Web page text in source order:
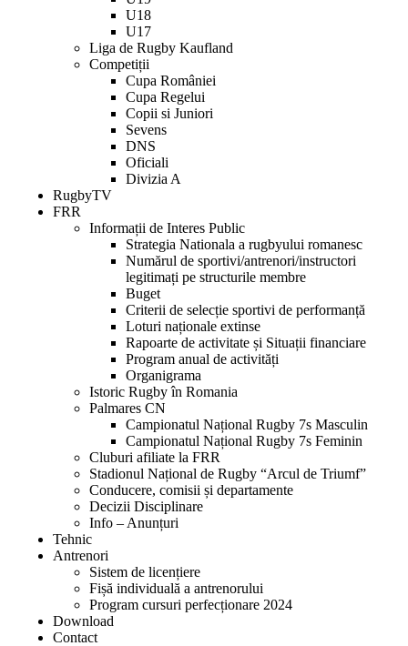
U18
U17
Liga de Rugby Kaufland
Competiții
Cupa României
Cupa Regelui
Copii si Juniori
Sevens
DNS
Oficiali
Divizia A
RugbyTV
FRR
Informații de Interes Public
Strategia Nationala a rugbyului romanesc
Numărul de sportivi/antrenori/instructori
legitimați pe structurile membre
Buget
Criterii de selecție sportivi de performanță
Loturi naționale extinse
Rapoarte de activitate și Situații financiare
Program anual de activități
Organigrama
Istoric Rugby în Romania
Palmares CN
Campionatul Național Rugby 7s Masculin
Campionatul Național Rugby 7s Feminin
Cluburi afiliate la FRR
Stadionul Național de Rugby “Arcul de Triumf”
Conducere, comisii și departamente
Decizii Disciplinare
Info – Anunțuri
Tehnic
Antrenori
Sistem de licențiere
Fișă individuală a antrenorului
Program cursuri perfecționare 2024
Download
Contact